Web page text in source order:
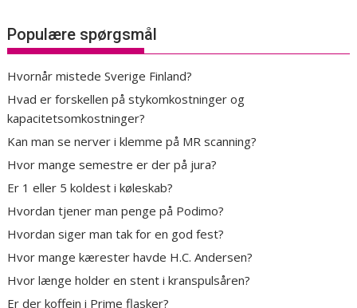
Populære spørgsmål
Hvornår mistede Sverige Finland?
Hvad er forskellen på stykomkostninger og
kapacitetsomkostninger?
Kan man se nerver i klemme på MR scanning?
Hvor mange semestre er der på jura?
Er 1 eller 5 koldest i køleskab?
Hvordan tjener man penge på Podimo?
Hvordan siger man tak for en god fest?
Hvor mange kærester havde H.C. Andersen?
Hvor længe holder en stent i kranspulsåren?
Er der koffein i Prime flasker?